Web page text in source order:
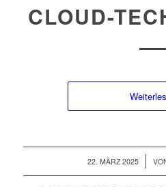
CLOUD-
22. MÄRZ 2025
/